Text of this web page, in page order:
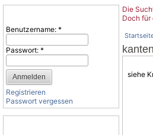
Benutzername: *
Passwort: *
Registrieren
Passwort vergessen
Die
Doch für
kanten
siehe